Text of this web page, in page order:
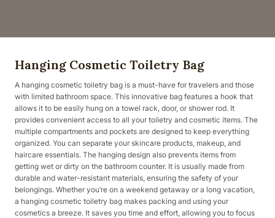
Hanging Cosmetic Toiletry Bag
A hanging cosmetic toiletry bag is a must-have for travelers and those
with limited bathroom space. This innovative bag features a hook that
allows it to be easily hung on a towel rack, door, or shower rod. It
provides convenient access to all your toiletry and cosmetic items. The
multiple compartments and pockets are designed to keep everything
organized. You can separate your skincare products, makeup, and
haircare essentials. The hanging design also prevents items from
getting wet or dirty on the bathroom counter. It is usually made from
durable and water-resistant materials, ensuring the safety of your
belongings. Whether you’re on a weekend getaway or a long vacation,
a hanging cosmetic toiletry bag makes packing and using your
cosmetics a breeze. It saves you time and effort, allowing you to focus